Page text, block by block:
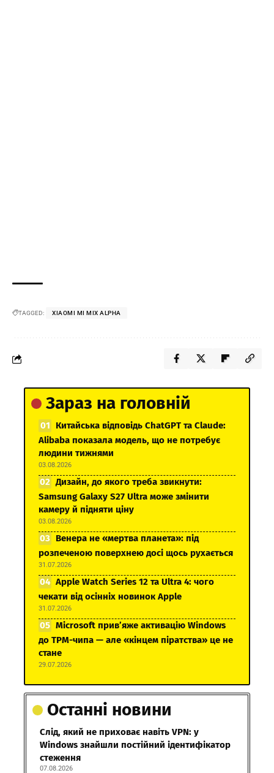
TAGGED: XIAOMI MI MIX ALPHA
Зараз на головній
Китайська відповідь ChatGPT та Claude:
Alibaba показала модель, що не потребує
людини тижнями
03.08.2026
Дизайн, до якого треба звикнути:
Samsung Galaxy S27 Ultra може змінити
камеру й підняти ціну
03.08.2026
Венера не «мертва планета»: під
розпеченою поверхнею досі щось рухається
31.07.2026
Apple Watch Series 12 та Ultra 4: чого
чекати від осінніх новинок Apple
31.07.2026
Microsoft прив’яже активацію Windows
до TPM-чипа — але «кінцем піратства» це не
стане
29.07.2026
Останні новини
Слід, який не приховає навіть VPN: у
Windows знайшли постійний ідентифікатор
стеження
07.08.2026